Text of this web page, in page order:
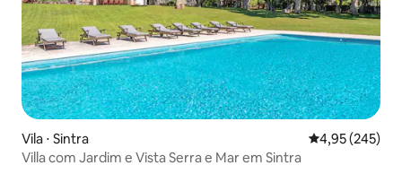
Vila ⋅ Sintra 4,95 de uma
4,95 (245)
Villa com Jardim e Vista Serra e Mar em Sintra